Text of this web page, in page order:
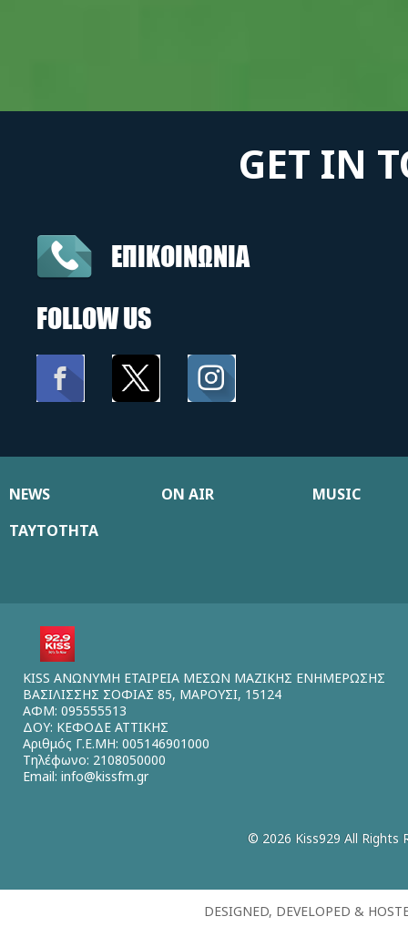
GET IN
ΕΠΙΚΟΙΝΩΝΙΑ
FOLLOW US
NEWS ON AIR
MUSIC
ΤΑΥΤΟΤΗΤΑ
KISS ΑΝΩΝΥΜΗ ΕΤΑΙΡΕΙΑ ΜΕΣΩΝ ΜΑΖΙΚΗΣ ΕΝΗΜΕΡΩΣΗΣ
ΒΑΣΙΛΙΣΣΗΣ ΣΟΦΙΑΣ 85, ΜΑΡΟΥΣΙ, 15124
ΑΦΜ: 095555513
ΔΟΥ: ΚΕΦΟΔΕ ΑΤΤΙΚΗΣ
Αριθμός Γ.Ε.ΜΗ: 005146901000
Τηλέφωνο: 2108050000
Email: info@kissfm.gr
© 2026 Kiss929 All Rights
DESIGNED, DEVELOPED &